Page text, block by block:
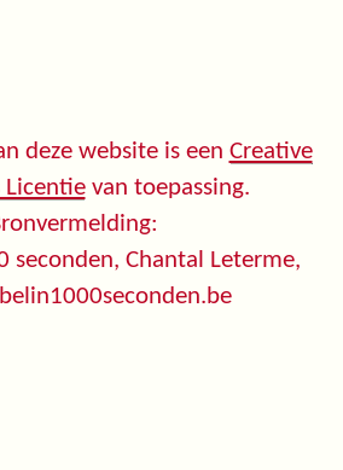
deze website is een Creative
Licentievan toepassing.
seconden, Chantal Leterme,